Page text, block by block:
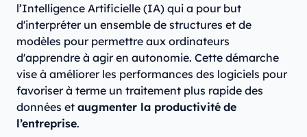
l’Intelligence Artificielle (IA) qui a pour but
d'interpréter un ensemble de structures et de
modèles pour permettre aux ordinateurs
d'apprendre à agir en autonomie. Cette démarche
vise à améliorer les performances des logiciels pour
favoriser à terme un traitement plus rapide des
données et augmenter la productivité de
l’entreprise.